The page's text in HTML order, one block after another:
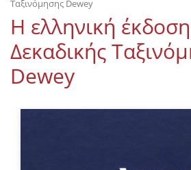
Επικοινωνία
Ταξινόμησης Dewey
H ελληνική
Δεκαδικής
Dewey